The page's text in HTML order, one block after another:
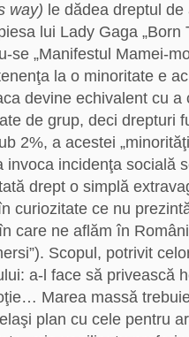
way) le dădea dreptul
lui Lady Gaga „Born
se „Manifestul Mamei-
la o minoritate e
devine echivalent cu a
de grup, deci drepturi
2%, a acestei
invoca incidenţa socială
drept o simplă
curiozitate ce nu
care ne aflăm în
Scopul, potrivit
a-l face să privească
Marea massă
plan cu cele pentru